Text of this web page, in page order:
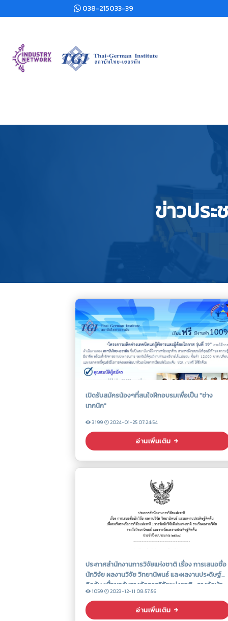
038-215033-39
ข่าวปร
เปิดรับสมัครน้องๆที่สนใจฝึกอบรมเพื่อเป็น "ช่าง
เทคนิค"
3199 2024-01-25 07:24:54
อ่านเพิ่มเติม
ประกาศสำนักงานการวิจัยแห่งชาติ เรื่อง การเสนอชื่อ
นักวิจัย ผลงานวิจัย วิทยานิพนธ์ และผลงานประดิษฐ์
คิดค้น เพื่อขอรับรางวัลการวิจัยแห่งชาติ : รางวัลนัก
วิจัยดีเด่นแห่งชาติ รางวัลผลงานวิจัย รางวัล
วิทยานิพนธ์ และรางวัลผลงานประดิษฐ์คิดค้น ประจำ
ปีงบประมาณ ๒๕๖๘
1059 2023-12-11 08:57:56
อ่านเพิ่มเติม